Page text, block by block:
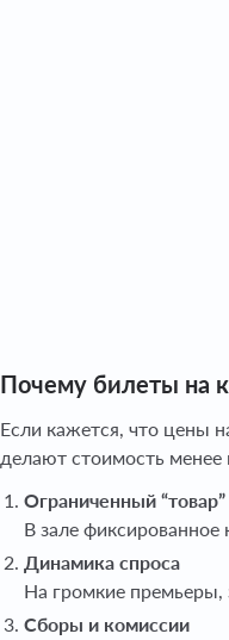
Почему билеты на
Если кажется, что цены
делают стоимость
Ограниченный “товар”
В зале
Динамика спроса
На громкие премьеры,
Сборы и комиссии